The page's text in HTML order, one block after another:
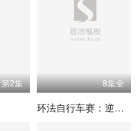
第2集 8集全
环法自行车赛：逆风飞驰 第二季